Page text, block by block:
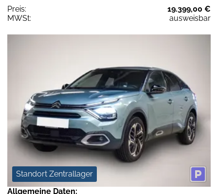
Preis:
19.399,00 €
MWSt:
ausweisbar
Standort Zentrallager
Allgemeine Daten: